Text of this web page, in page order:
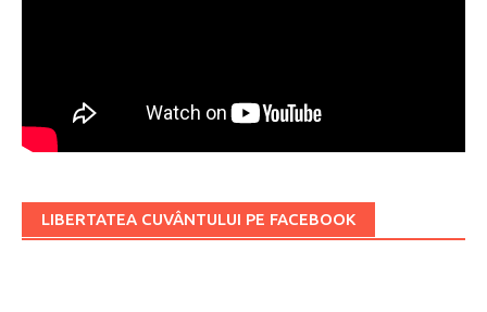
LIBERTATEA CUVÂNTULUI PE FACEBOOK